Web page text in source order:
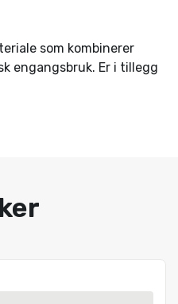
som kombinerer
engangsbruk. Er i tillegg